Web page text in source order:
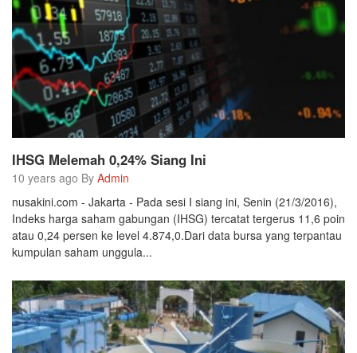
IHSG Melemah 0,24% Siang Ini
10 years ago By Admin
nusakini.com - Jakarta - Pada sesi I siang ini, Senin (21/3/2016),
Indeks harga saham gabungan (IHSG) tercatat tergerus 11,6 poin
atau 0,24 persen ke level 4.874,0.Dari data bursa yang terpantau
kumpulan saham unggula...